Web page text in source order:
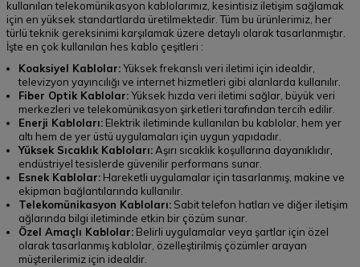
kullanılan telekomünikasyon kablolarımız, kesintisiz iletişim sağlamak
için en yüksek standartlarda üretilmektedir. Tüm bu ürünlerimiz, her
türlü teknik gereksinimi karşılamak üzere detaylı olarak tasarlanmıştır.
İşte en çok kullanılan hes kablo çeşitleri :
Koaksiyel Kablolar:Yüksek frekanslı veri iletimi için idealdir,
televizyon yayıncılığı ve internet hizmetleri gibi alanlarda kullanılır.
Fiber Optik Kablolar:Yüksek hızda veri iletimi sağlar, büyük veri
merkezleri ve telekomünikasyon şirketleri tarafından tercih edilir.
Enerji Kabloları: Elektrik iletiminde kullanılan bu kablolar, hem yer
altı hem de yer üstü uygulamaları için uygun yapıdadır.
Yüksek Sıcaklık Kabloları:Aşırı sıcaklık koşullarına dayanıklıdır,
endüstriyel tesislerde güvenilir performans sunar.
Esnek Kablolar: Hareketli uygulamalar için tasarlanmış, makine ve
ekipman bağlantılarında kullanılır.
Telekomünikasyon Kabloları: Sabit telefon hatları ve diğer iletişim
ağlarında bilgi iletiminde etkin bir çözüm sunar.
Özel Amaçlı Kablolar: Belirli uygulamalar veya şartlar için özel
olarak tasarlanmış kablolar, özelleştirilmiş çözümler arayan
müşterilerimiz için idealdir.